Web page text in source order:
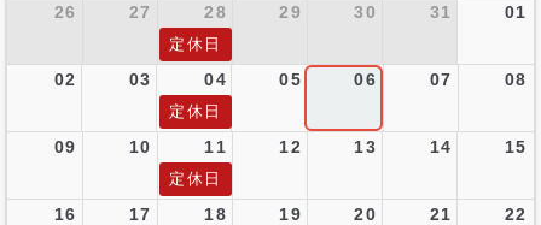
26 27 28 29 30 31 01
定休日
02 03 04 05 06 07 08
定休日
09 10 11 12 13 14 15
定休日
16 17 18 19 20 21 22